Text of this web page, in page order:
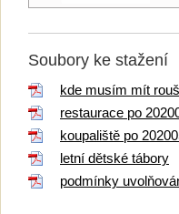
Soubory ke stažení
kde musím mít
restaurace po
koupaliště po
letní dětské tábory
podmínky